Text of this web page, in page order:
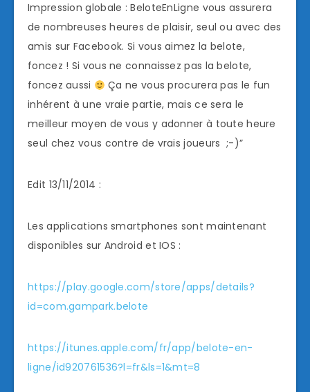
Impression globale : BeloteEnLigne vous assurera
de nombreuses heures de plaisir, seul ou avec des
amis sur Facebook. Si vous aimez la belote,
foncez ! Si vous ne connaissez pas la belote,
foncez aussi
Ça ne vous procurera pas le fun
inhérent à une vraie partie, mais ce sera le
meilleur moyen de vous y adonner à toute heure
seul chez vous contre de vrais joueurs ;-)”
Edit 13/11/2014 :
Les applications smartphones sont maintenant
disponibles sur Android et IOS :
https://play.google.com/store/apps/details?
id=com.gampark.belote
https://itunes.apple.com/fr/app/belote-en-
ligne/id920761536?l=fr&ls=1&mt=8